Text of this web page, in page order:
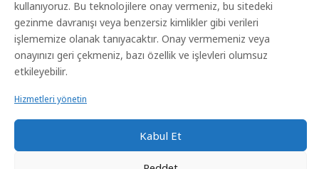
kullanıyoruz. Bu teknolojilere onay vermeniz, bu sitedeki
gezinme davranışı veya benzersiz kimlikler gibi verileri
işlememize olanak tanıyacaktır. Onay vermemeniz veya
onayınızı geri çekmeniz, bazı özellik ve işlevleri olumsuz
etkileyebilir.
Hizmetleri yönetin
Kabul Et
Eğitimler
Gizlilik Politikası
Kvkk Aydınlatma Metni
Çerez Aydınlatma Metni